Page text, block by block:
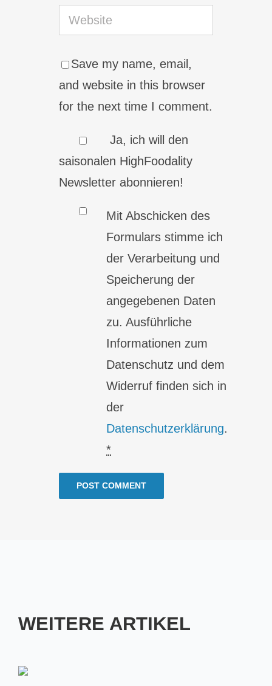
Save my name, email,
and website in this browser
for the next time I comment.
Ja, ich will den
saisonalen HighFoodality
Newsletter abonnieren!
Mit Abschicken des
Formulars stimme ich
der Verarbeitung und
Speicherung der
angegebenen Daten
zu. Ausführliche
Informationen zum
Datenschutz und dem
Widerruf finden sich in
der
Datenschutzerklärung.
*
WEITERE ARTIKEL